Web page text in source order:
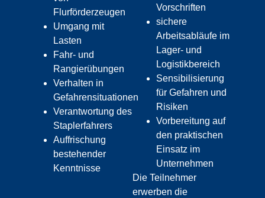
Flurförderzeugen
Umgang mit
Lasten
Fahr- und
Rangierübungen
Verhalten in
Gefahrensituationen
Verantwortung des
Staplerfahrers
Auffrischung
bestehender
Kenntnisse
Vorschriften
sichere
Arbeitsabläufe im
Lager- und
Logistikbereich
Sensibilisierung
für Gefahren und
Risiken
Vorbereitung auf
den praktischen
Einsatz im
Unternehmen
Die Teilnehmer
erwerben die